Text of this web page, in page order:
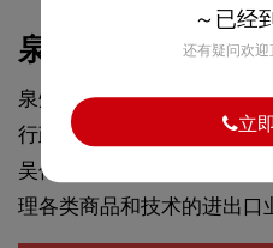
泉旺食品-商标logo
泉州泉旺食品有限公司于
行政管理局泉州台商投资区
吴伟冬，公司经营范围包
理各类商品和技术的进出口
～已经
还有疑问欢
立